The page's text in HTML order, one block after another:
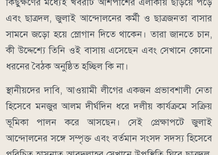
কিছুক্ষণের মধ্যেই খবরটি আশপাশের এলাকায় ছড়িয়ে পড়ে
এবং ছাত্রদল, জুলাই আন্দোলনের কর্মী ও ছাত্রজনতা বাসার
সামনে জড়ো হয়ে স্লোগান দিতে থাকেন। তারা জানতে চান,
কী উদ্দেশ্যে তিনি ওই বাসায় এসেছেন এবং সেখানে কোনো
ধরনের বৈঠক অনুষ্ঠিত হচ্ছিল কি না।
স্থানীয়দের দাবি, আওয়ামী লীগের একজন প্রভাবশালী নেতা
হিসেবে মনজুর আলম দীর্ঘদিন ধরে দলীয় কার্যক্রমে সক্রিয়
ভূমিকা পালন করে আসছেন। সেই প্রেক্ষাপটে জুলাই
আন্দোলনের সঙ্গে সম্পৃক্ত এবং বর্তমান সংসদ সদস্য হিসেবে